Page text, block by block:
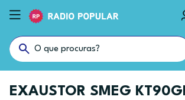
EXAUSTOR SMEG